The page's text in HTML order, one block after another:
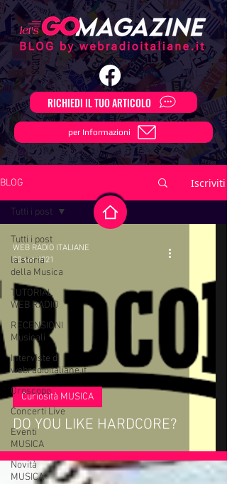
RICHIEDI IL TUO ARTICOLO
per Informazioni
BLOG Iscriviti
Tutti i post
la storia
della Musica
TUTORIAL
WEB RADIO
RECENSIONI
Musicali
Interviste di
webradioitaliane.it
Oroscopo
Concerti Live
Eventi
MUSICA
Novità
MUSICA
Tutti i post
DO YOU LIKE HARDCORE?
Curiosità MUSICA
WEB RADIO ITALIANE
20 set 2021